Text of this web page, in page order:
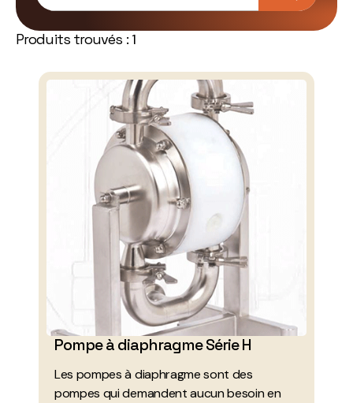
Produits trouvés : 1
Pompe à diaphragme Série H
Les pompes à diaphragme sont des
pompes qui demandent aucun besoin en